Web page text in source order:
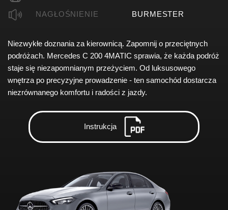
NAGŁOŚNIENIE BURMESTER
Niezwykłe doznania za kierownicą. Zapomnij o przeciętnych
podróżach. Mercedes C 200 4MATIC sprawia, że każda podróż
staje się niezapomnianym przeżyciem. Od luksusowego
wnętrza po precyzyjne prowadzenie - ten samochód dostarcza
niezrównanego komfortu i radości z jazdy.
Instrukcja